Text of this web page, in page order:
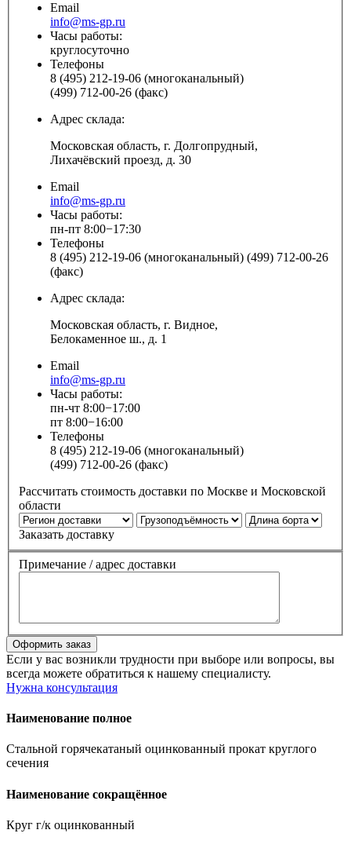
Email
info@ms-gp.ru
Часы работы:
круглосуточно
Телефоны
8 (495) 212-19-06 (многоканальный)
(499) 712-00-26 (факс)
Адрес склада:
Московская область, г. Долгопрудный,
Лихачёвский проезд, д. 30
Email
info@ms-gp.ru
Часы работы:
пн-пт 8:00−17:30
Телефоны
8 (495) 212-19-06 (многоканальный) (499) 712-00-26
(факс)
Адрес склада:
Московская область, г. Видное,
Белокаменное ш., д. 1
Email
info@ms-gp.ru
Часы работы:
пн-чт 8:00−17:00
пт 8:00−16:00
Телефоны
8 (495) 212-19-06 (многоканальный)
(499) 712-00-26 (факс)
Рассчитать стоимость доставки по Москве и Московской
области
Заказать доставку
Примечание / адрес доставки
Если у вас возникли трудности при выборе или вопросы, вы
всегда можете обратиться к нашему специалисту.
Нужна консультация
Наименование полное
Стальной горячекатаный оцинкованный прокат круглого
сечения
Наименование сокращённое
Круг г/к оцинкованный